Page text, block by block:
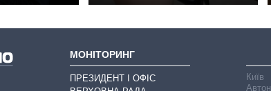
МОНІТОРИНГ
ПРЕЗИДЕНТ І ОФІС
Київ